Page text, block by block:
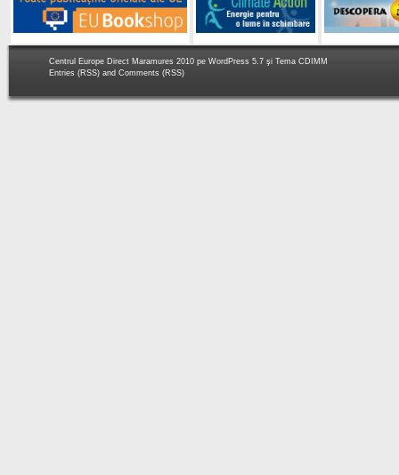
Centrul Europe Direct Maramures 2010 pe WordPress 5.7 şi Tema CDIMM
Entries (RSS) and Comments (RSS)